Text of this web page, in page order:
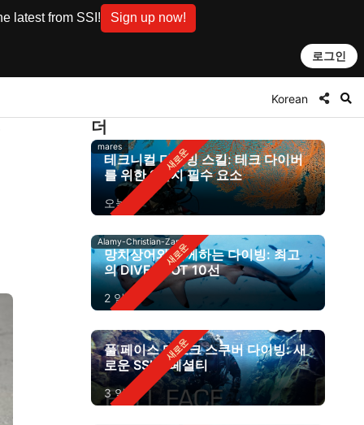
latest from SSI! Sign up now!
로그인
Korean
더
mares
테크니컬 다이빙 스킬: 테크 다이버
를 위한 9가지 필수 요소
오늘
Alamy-Christian-Zappel
망치상어와 함께하는 다이빙: 최고
의 DIVE SPOT 10선
2 일 전
풀 페이스 마스크 스쿠버 다이빙: 새
로운 SSI 스페셜티
3 일 전